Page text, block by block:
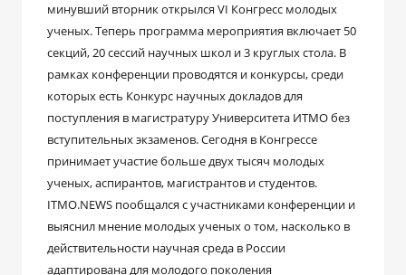
минувший вторник открылся VI Конгресс молодых
ученых. Теперь программа мероприятия включает 50
секций, 20 сессий научных школ и 3 круглых стола. В
рамках конференции проводятся и конкурсы, среди
которых есть Конкурс научных докладов для
поступления в магистратуру Университета ИТМО без
вступительных экзаменов. Сегодня в Конгрессе
принимает участие больше двух тысяч молодых
ученых, аспирантов, магистрантов и студентов.
ITMO.NEWS пообщался с участниками конференции и
выяснил мнение молодых ученых о том, насколько в
действительности научная среда в России
адаптирована для молодого поколения